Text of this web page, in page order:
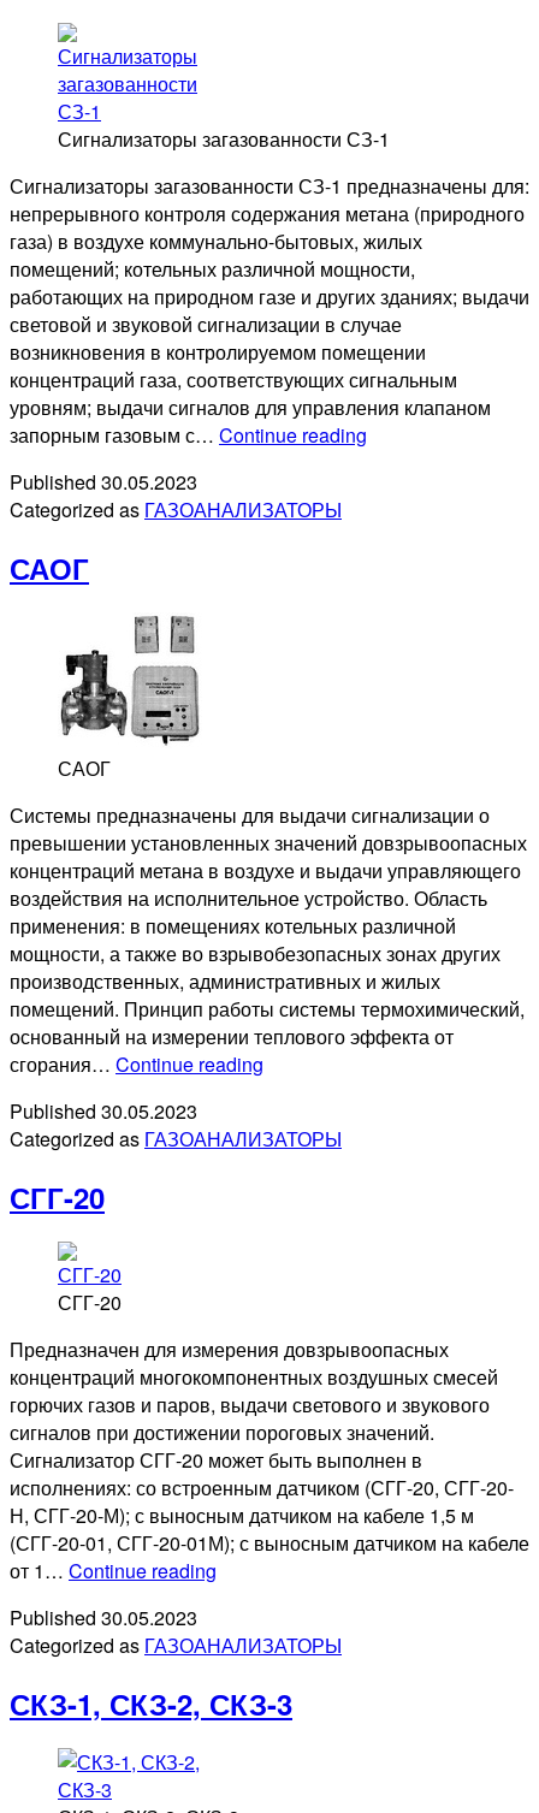
Сигнализаторы загазованности СЗ-1
Сигнализаторы загазованности СЗ-1 предназначены для:
непрерывного контроля содержания метана (природного
газа) в воздухе коммунально-бытовых, жилых
помещений; котельных различной мощности,
работающих на природном газе и других зданиях; выдачи
световой и звуковой сигнализации в случае
возникновения в контролируемом помещении
концентраций газа, соответствующих сигнальным
уровням; выдачи сигналов для управления клапаном
запорным газовым с… Continue reading
Published 30.05.2023
Categorized as ГАЗОАНАЛИЗАТОРЫ
САОГ
САОГ
Системы предназначены для выдачи сигнализации о
превышении установленных значений довзрывоопасных
концентраций метана в воздухе и выдачи управляющего
воздействия на исполнительное устройство. Область
применения: в помещениях котельных различной
мощности, а также во взрывобезопасных зонах других
производственных, административных и жилых
помещений. Принцип работы системы термохимический,
основанный на измерении теплового эффекта от
сгорания… Continue reading
Published 30.05.2023
Categorized as ГАЗОАНАЛИЗАТОРЫ
СГГ-20
СГГ-20
Предназначен для измерения довзрывоопасных
концентраций многокомпонентных воздушных смесей
горючих газов и паров, выдачи светового и звукового
сигналов при достижении пороговых значений.
Сигнализатор СГГ-20 может быть выполнен в
исполнениях: со встроенным датчиком (СГГ-20, СГГ-20-
Н, СГГ-20-М); с выносным датчиком на кабеле 1,5 м
(СГГ-20-01, СГГ-20-01М); с выносным датчиком на кабеле
от 1… Continue reading
Published 30.05.2023
Categorized as ГАЗОАНАЛИЗАТОРЫ
СКЗ-1, СКЗ-2, СКЗ-3